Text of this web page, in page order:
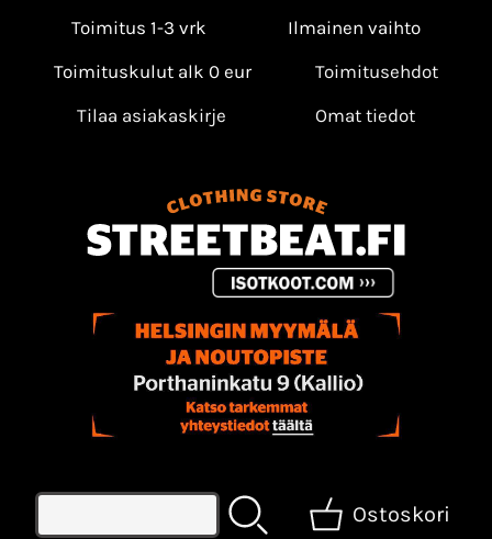
Toimitus 1-3 vrk
Ilmainen vaihto
Toimituskulut alk 0 eur
Toimitusehdot
Tilaa asiakaskirje
Omat tiedot
Ostoskori